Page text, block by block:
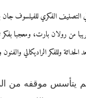
التصنيف الفكري للفيلسوف جان
من رولان بارت، ومعجبا بفكر
الحداثة وللفكر الراديكالي
يتأسس موقفه من